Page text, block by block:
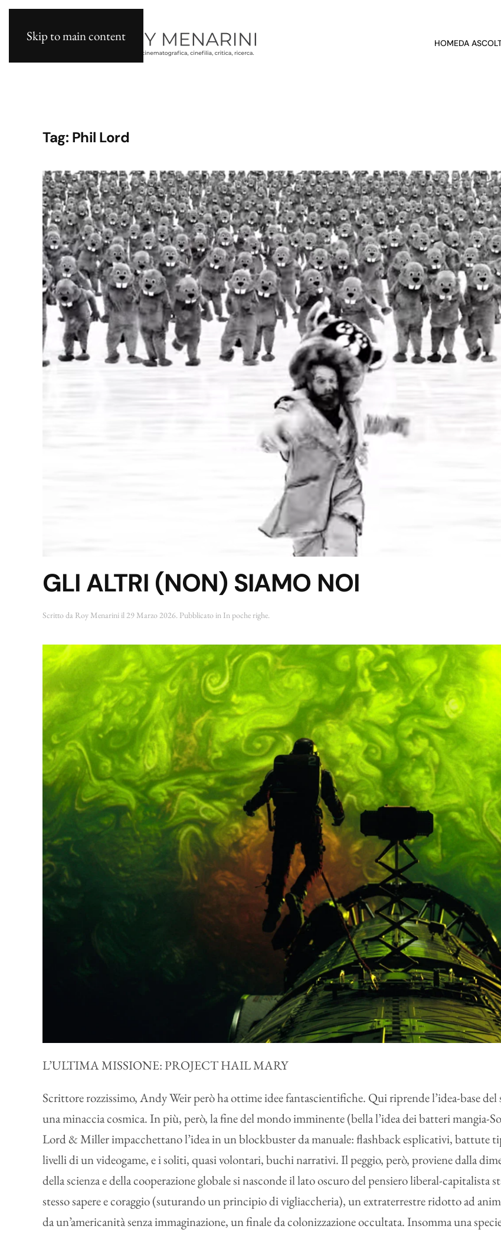
Skip to main content HOMEDA
Tag: Phil Lord
GLI ALTRI (NON) SIAMO NOI
Scritto da Roy Menarini il29 Marzo 2026. Pubblicato in In poche righe.
L’ULTIMA MISSIONE: PROJECT HAIL MARY
Scrittore rozzissimo, Andy Weir però ha ottime idee fantascientifiche. Qui riprende l’idea-base del
una minaccia cosmica. In più, però, la fine del mondo imminente (bella l’idea dei batteri mangia-
Lord & Miller impacchettano l’idea in un blockbuster da manuale: flashback esplicativi,
livelli di un videogame, e i soliti, quasi volontari, buchi narrativi. Il peggio, però, proviene dalla
della scienza e della cooperazione globale si nasconde il lato oscuro del pensiero liberal-capitalista
stesso sapere e coraggio (suturando un principio di vigliaccheria), un extraterrestre ridotto ad
da un’americanità senza immaginazione, un finale da colonizzazione occultata. Insomma una